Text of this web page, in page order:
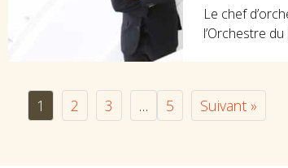
Le chef
l’Orchestre
1 2 3 … 5 Suivant »